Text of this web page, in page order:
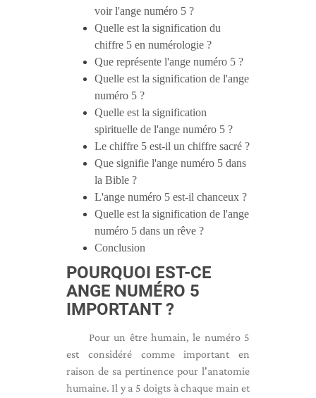
voir l'ange numéro 5 ?
Quelle est la signification du
chiffre 5 en numérologie ?
Que représente l'ange numéro 5 ?
Quelle est la signification de l'ange
numéro 5 ?
Quelle est la signification
spirituelle de l'ange numéro 5 ?
Le chiffre 5 est-il un chiffre sacré ?
Que signifie l'ange numéro 5 dans
la Bible ?
L'ange numéro 5 est-il chanceux ?
Quelle est la signification de l'ange
numéro 5 dans un rêve ?
Conclusion
POURQUOI EST-CE
ANGE NUMÉRO 5
IMPORTANT ?
Pour un être humain, le numéro 5
est considéré comme important en
raison de sa pertinence pour l'anatomie
humaine. Il y a 5 doigts à chaque main et